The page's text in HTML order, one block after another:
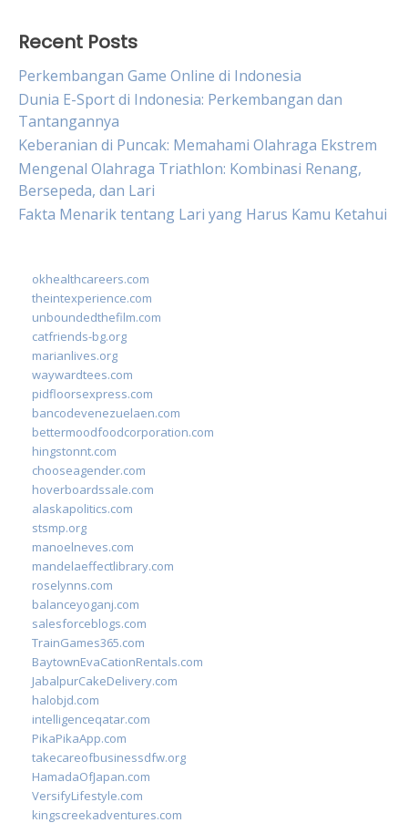
Recent Posts
Perkembangan Game Online di Indonesia
Dunia E-Sport di Indonesia: Perkembangan dan
Tantangannya
Keberanian di Puncak: Memahami Olahraga Ekstrem
Mengenal Olahraga Triathlon: Kombinasi Renang,
Bersepeda, dan Lari
Fakta Menarik tentang Lari yang Harus Kamu Ketahui
okhealthcareers.com
theintexperience.com
unboundedthefilm.com
catfriends-bg.org
marianlives.org
waywardtees.com
pidfloorsexpress.com
bancodevenezuelaen.com
bettermoodfoodcorporation.com
hingstonnt.com
chooseagender.com
hoverboardssale.com
alaskapolitics.com
stsmp.org
manoelneves.com
mandelaeffectlibrary.com
roselynns.com
balanceyoganj.com
salesforceblogs.com
TrainGames365.com
BaytownEvaCationRentals.com
JabalpurCakeDelivery.com
halobjd.com
intelligenceqatar.com
PikaPikaApp.com
takecareofbusinessdfw.org
HamadaOfJapan.com
VersifyLifestyle.com
kingscreekadventures.com